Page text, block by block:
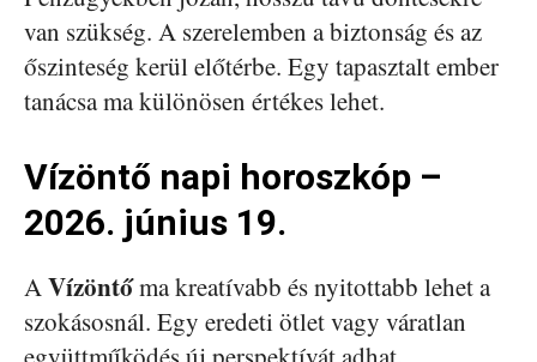
van szükség. A szerelemben a biztonság és az
őszinteség kerül előtérbe. Egy tapasztalt ember
tanácsa ma különösen értékes lehet.
Vízöntő napi horoszkóp –
2026. június 19.
AVízöntőma kreatívabb és nyitottabb lehet a
szokásosnál. Egy eredeti ötlet vagy váratlan